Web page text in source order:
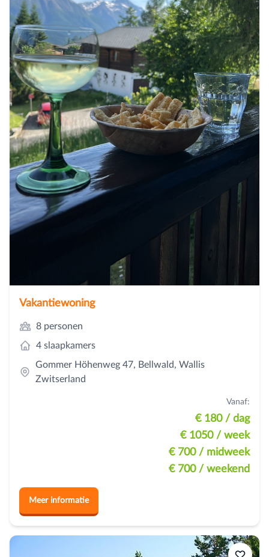
Vakantiewoning
8 personen
4 slaapkamers
Gommer Höhenweg 47, Bellwald, Wallis
Zwitserland
Vanaf:
€ 180/ dag
€ 1050/ week
€ 700/ midweek
€ 700/ weekend
Meer informatie